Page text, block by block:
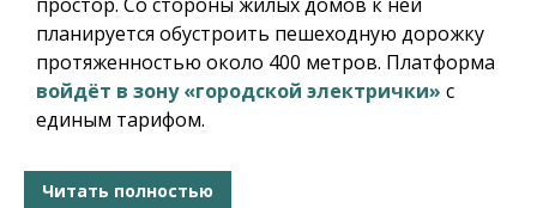
планируется обустроить пешеходную дорожку
протяженностью около 400 метров. Платформа
войдёт в зону «городской электрички» с
единым тарифом.
Читать полностью